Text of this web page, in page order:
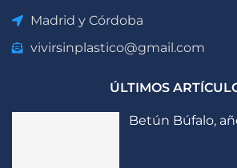
Madrid y Córdoba
vivirsinplastico@gmail.com
ÚLTIMOS
Betún Búfalo,